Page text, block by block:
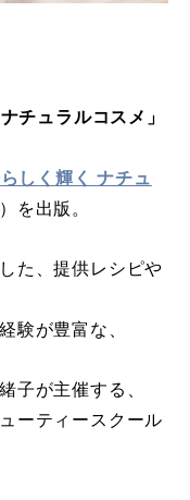
チュラルコスメ」
らしく輝く ナチュ
を出版。
た、提供レシピや
験が豊富な、
子が主催する、
ーティースクール